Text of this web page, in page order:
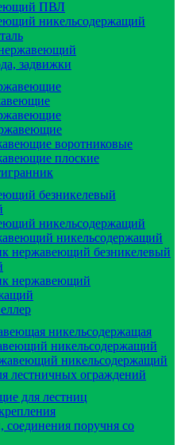
ПВЛ
никельсодержащий
задвижки
воротниковые
плоские
безникелевый
никельсодержащий
никельсодержащий
нержавеющий безникелевый
нержавеющий
никельсодержащая
никельсодержащий
никельсодержащий
лестничных ограждений
для лестниц
соединения поручня со